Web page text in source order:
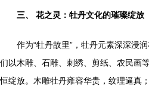
三、 花之灵：牡丹文化的璀璨绽放
作为“牡丹故里”，牡丹元素深深浸
们以木雕、石雕、刺绣、剪纸、农民画
恒绽放。木雕牡丹雍容华贵，纹理逼真